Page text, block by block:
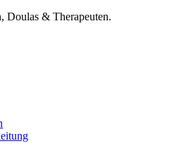
Doulas & Therapeuten.